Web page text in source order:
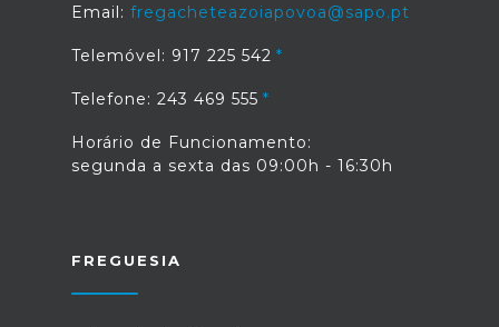
Email: fregacheteazoiapovoa@sapo.pt
Telemóvel: 917 225 542
Telefone: 243 469 555
Horário de Funcionamento:
segunda a sexta das 09:00h - 16:30h
FREGUESIA